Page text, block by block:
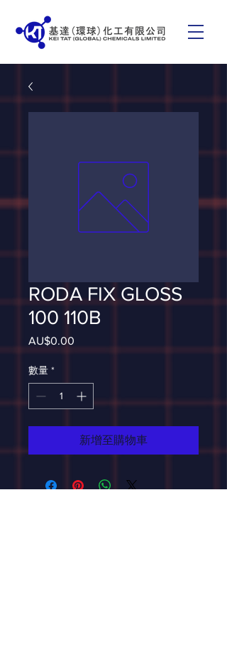
RODA FIX GLOSS
100 110B
AU$0.00
數量 *
新增至購物車